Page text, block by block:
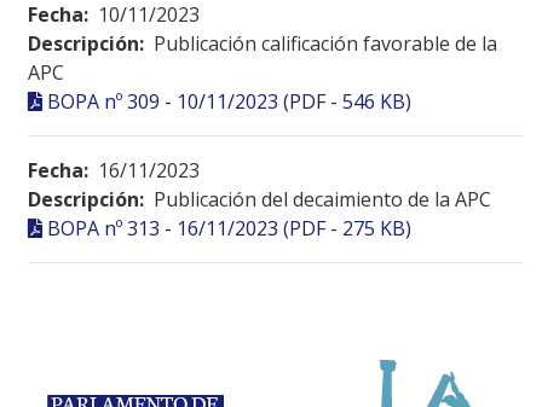
Fecha: 10/11/2023
Descripción: Publicación calificación favorable de la
APC
BOPA nº 309 - 10/11/2023 (PDF - 546 KB)
Fecha: 16/11/2023
Descripción: Publicación del decaimiento de la APC
BOPA nº 313 - 16/11/2023 (PDF - 275 KB)